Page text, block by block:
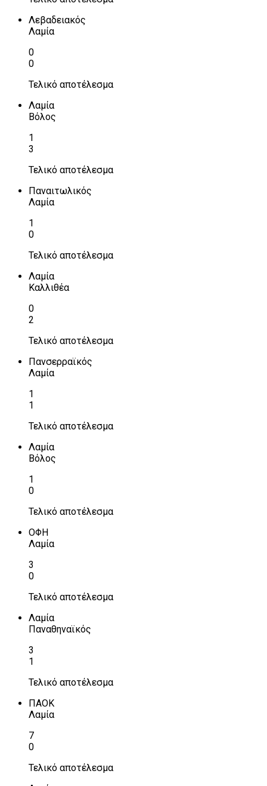
Λεβαδειακός
Λαμία
0
0
Τελικό αποτέλεσμα
Λαμία
Βόλος
1
3
Τελικό αποτέλεσμα
Παναιτωλικός
Λαμία
1
0
Τελικό αποτέλεσμα
Λαμία
Καλλιθέα
0
2
Τελικό αποτέλεσμα
Πανσερραϊκός
Λαμία
1
1
Τελικό αποτέλεσμα
Λαμία
Βόλος
1
0
Τελικό αποτέλεσμα
ΟΦΗ
Λαμία
3
0
Τελικό αποτέλεσμα
Λαμία
Παναθηναϊκός
3
1
Τελικό αποτέλεσμα
ΠΑΟΚ
Λαμία
7
0
Τελικό αποτέλεσμα